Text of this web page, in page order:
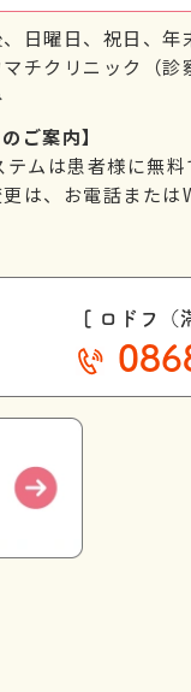
日曜日、祝日、年
チクリニック（診
ご案内】
テムは患者様に無
は、お電話または
[ ロドフ（